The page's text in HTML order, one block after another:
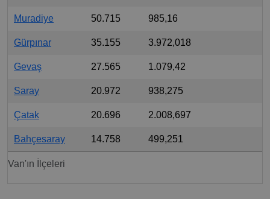
Van'ın İlçeleri
Muradiye 50.715 985,16
Gürpınar 35.155 3.972,018
Gevaş 27.565 1.079,42
Saray 20.972 938,275
Çatak 20.696 2.008,697
Bahçesaray 14.758 499,251